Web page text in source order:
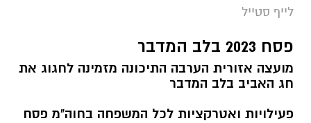
לייף סטייל
פסח 2023 בלב המדבר
מועצה אזורית הערבה התיכונה מזמינה לחגוג את
חג האביב בלב המדבר
פעילויות ואטרקציות לכל המשפחה בחוה"מ פסח